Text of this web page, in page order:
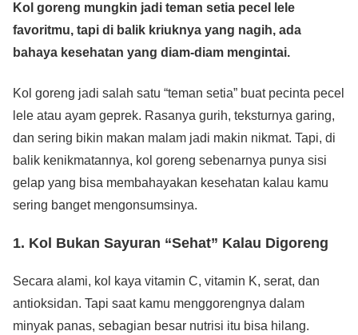
c
e
o
o
k
tt
er
at
s
p
p
e
ss
e
g
er
ail p
y
n
k
ar
e
Kol goreng mungkin jadi teman setia pecel lele
favoritmu, tapi di balik kriuknya yang nagih, ada
bahaya kesehatan yang diam-diam mengintai.
Kol goreng jadi salah satu “teman setia” buat pecinta pecel
lele atau ayam geprek. Rasanya gurih, teksturnya garing,
dan sering bikin makan malam jadi makin nikmat. Tapi, di
balik kenikmatannya, kol goreng sebenarnya punya sisi
gelap yang bisa membahayakan kesehatan kalau kamu
sering banget mengonsumsinya.
1. Kol Bukan Sayuran “Sehat” Kalau Digoreng
Secara alami, kol kaya vitamin C, vitamin K, serat, dan
antioksidan. Tapi saat kamu menggorengnya dalam
minyak panas, sebagian besar nutrisi itu bisa hilang.